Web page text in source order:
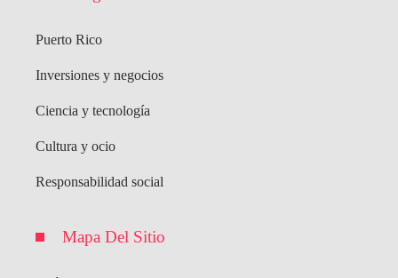
Puerto Rico
Inversiones y negocios
Ciencia y tecnología
Cultura y ocio
Responsabilidad social
Mapa Del Sitio